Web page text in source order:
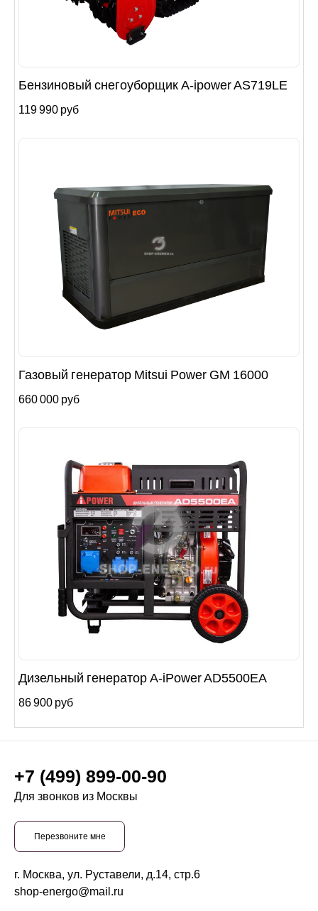
Бензиновый снегоуборщик А-ipower AS719LE
119 990 руб
Газовый генератор Mitsui Power GM 16000
660 000 руб
Дизельный генератор A-iPower AD5500EA
86 900 руб
+7 (499) 899-00-90
Для звонков из Москвы
Перезвоните мне
г. Москва, ул. Руставели, д.14, стр.6
shop-energo@mail.ru